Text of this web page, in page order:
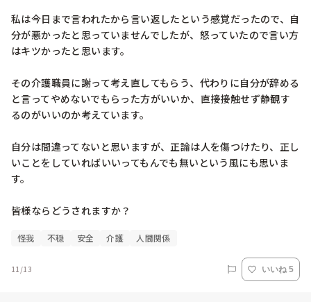
私は今日まで言われたから言い返したという感覚だったので、自
分が悪かったと思っていませんでしたが、怒っていたので言い方
はキツかったと思います。
その介護職員に謝って考え直してもらう、代わりに自分が辞める
と言ってやめないでもらった方がいいか、直接接触せず静観す
るのがいいのか考えています。
自分は間違ってないと思いますが、正論は人を傷つけたり、正し
いことをしていればいいってもんでも無いという風にも思いま
す。
皆様ならどうされますか？
怪我 不穏 安全 介護 人間関係
11/13 いいね 5